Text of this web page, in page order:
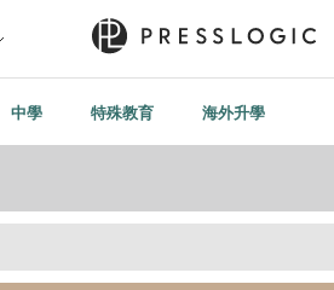
中學 特殊教育 海外升學